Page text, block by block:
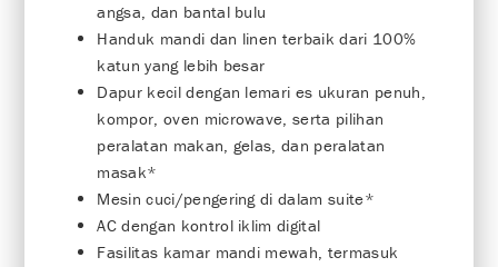
angsa, dan bantal bulu
Handuk mandi dan linen terbaik dari 100%
katun yang lebih besar
Dapur kecil dengan lemari es ukuran penuh,
kompor, oven microwave, serta pilihan
peralatan makan, gelas, dan peralatan
masak*
Mesin cuci/pengering di dalam suite*
AC dengan kontrol iklim digital
Fasilitas kamar mandi mewah, termasuk